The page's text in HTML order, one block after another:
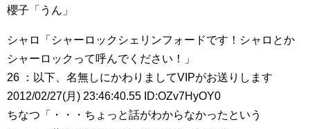
櫻子「うん」
シャロ「シャーロックシェリンフォードです！シャロとか
シャーロックって呼んでください！」
26 ：以下、名無しにかわりましてVIPがお送りします
2012/02/27(月) 23:46:40.55 ID:OZv7HyOY0
ちなつ「・・・ちょっと話がわからなかったという